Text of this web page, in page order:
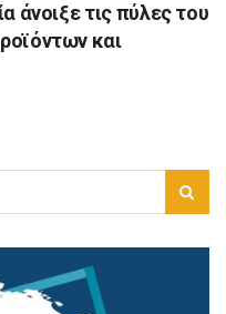
άνοιξε τις πύλες του
και